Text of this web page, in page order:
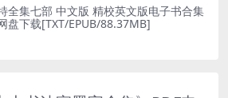
全集七部 中文版 精校英文版电子书合集
盘下载[TXT/EPUB/88.37MB]